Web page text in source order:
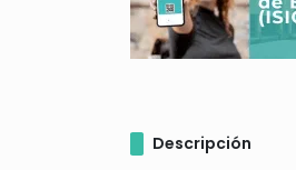
Descripción